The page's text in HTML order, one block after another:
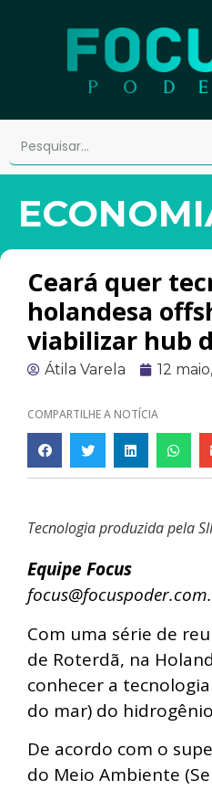
Ceará quer
holandesa
viabilizar hub
Átila Varela 12
COMPARTILHE A NOTÍCIA
Tecnologia produzida pela
Equipe Focus
Com uma série de
de Roterdã, na
conhecer a
do mar) do
De acordo com o
do Meio Ambiente